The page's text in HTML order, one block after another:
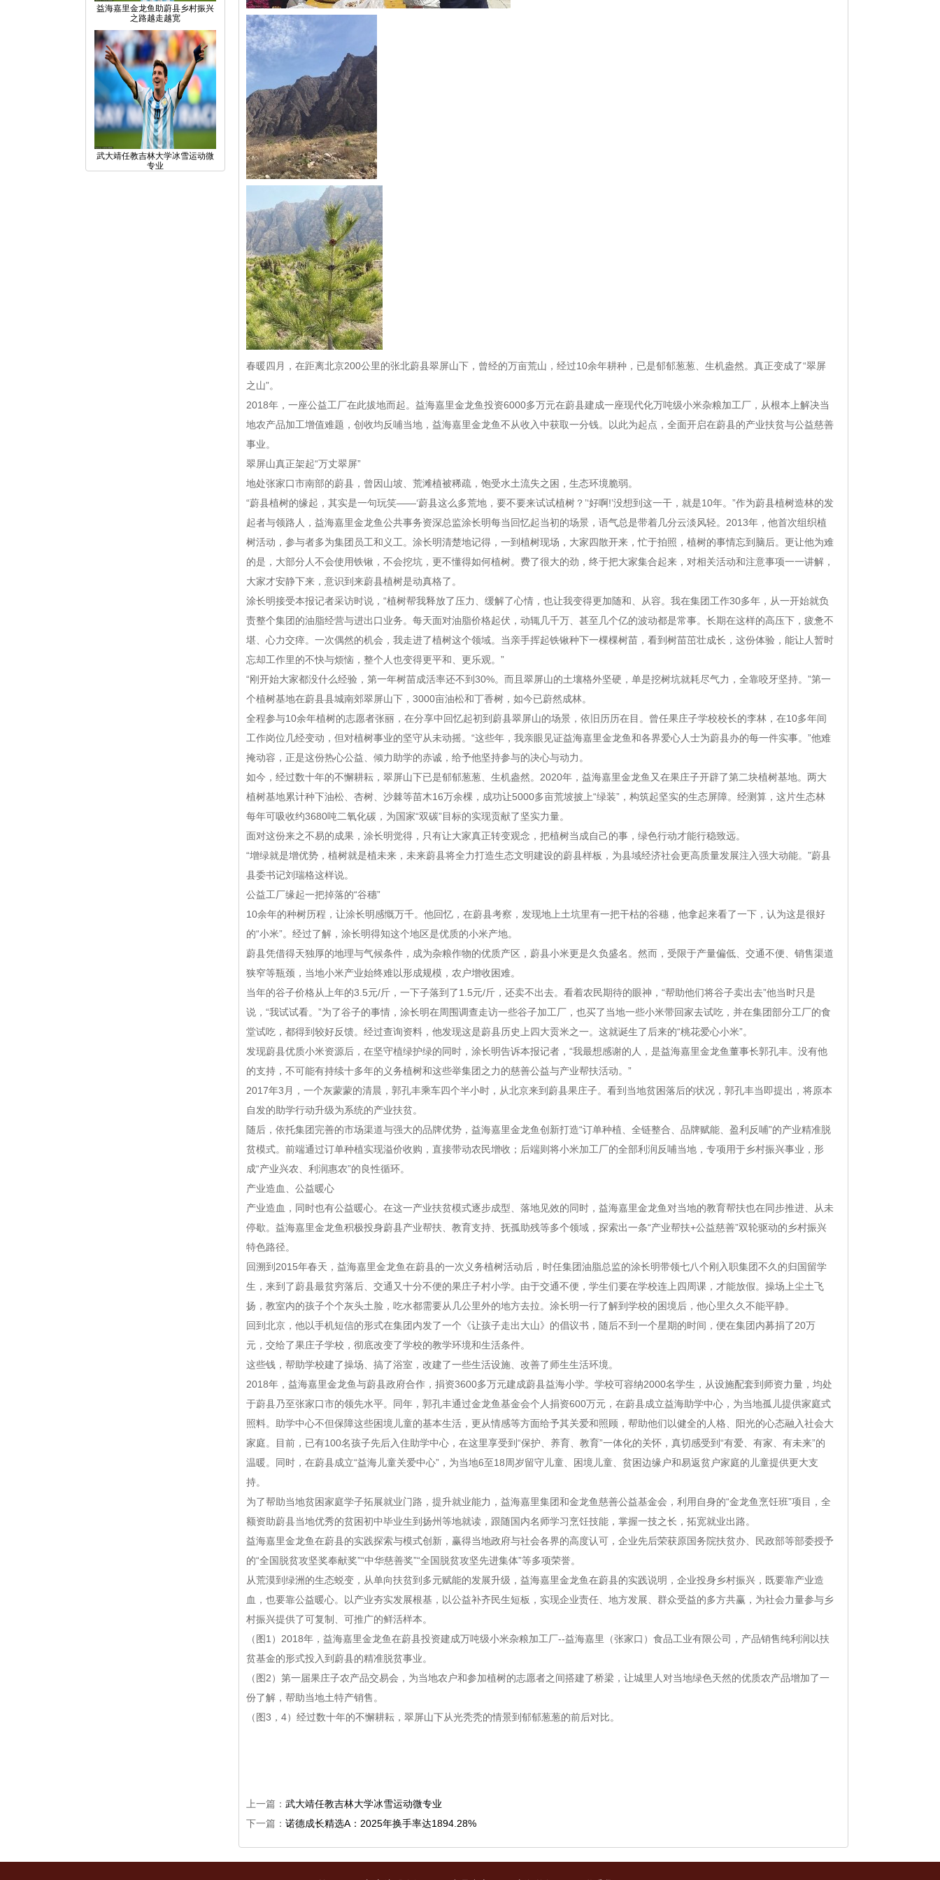
益海嘉里金龙鱼助蔚县乡村振兴
之路越走越宽
武大靖任教吉林大学冰雪运动微
专业
春暖四月，在距离北京200公里的张北蔚县翠屏山下，曾经的万亩荒山，经过10余年耕种，已是郁郁葱葱、生机盎然。真正变成了“翠屏
之山”。
2018年，一座公益工厂在此拔地而起。益海嘉里金龙鱼投资6000多万元在蔚县建成一座现代化万吨级小米杂粮加工厂，从根本上解决当
地农产品加工增值难题，创收均反哺当地，益海嘉里金龙鱼不从收入中获取一分钱。以此为起点，全面开启在蔚县的产业扶贫与公益慈善
事业。
翠屏山真正架起“万丈翠屏”
地处张家口市南部的蔚县，曾因山坡、荒滩植被稀疏，饱受水土流失之困，生态环境脆弱。
“蔚县植树的缘起，其实是一句玩笑——‘蔚县这么多荒地，要不要来试试植树？’‘好啊!’没想到这一干，就是10年。”作为蔚县植树造林的发
起者与领路人，益海嘉里金龙鱼公共事务资深总监涂长明每当回忆起当初的场景，语气总是带着几分云淡风轻。2013年，他首次组织植
树活动，参与者多为集团员工和义工。涂长明清楚地记得，一到植树现场，大家四散开来，忙于拍照，植树的事情忘到脑后。更让他为难
的是，大部分人不会使用铁锹，不会挖坑，更不懂得如何植树。费了很大的劲，终于把大家集合起来，对相关活动和注意事项一一讲解，
大家才安静下来，意识到来蔚县植树是动真格了。
涂长明接受本报记者采访时说，“植树帮我释放了压力、缓解了心情，也让我变得更加随和、从容。我在集团工作30多年，从一开始就负
责整个集团的油脂经营与进出口业务。每天面对油脂价格起伏，动辄几千万、甚至几个亿的波动都是常事。长期在这样的高压下，疲惫不
堪、心力交瘁。一次偶然的机会，我走进了植树这个领域。当亲手挥起铁锹种下一棵棵树苗，看到树苗茁壮成长，这份体验，能让人暂时
忘却工作里的不快与烦恼，整个人也变得更平和、更乐观。”
“刚开始大家都没什么经验，第一年树苗成活率还不到30%。而且翠屏山的土壤格外坚硬，单是挖树坑就耗尽气力，全靠咬牙坚持。”第一
个植树基地在蔚县县城南郊翠屏山下，3000亩油松和丁香树，如今已蔚然成林。
全程参与10余年植树的志愿者张丽，在分享中回忆起初到蔚县翠屏山的场景，依旧历历在目。曾任果庄子学校校长的李林，在10多年间
工作岗位几经变动，但对植树事业的坚守从未动摇。“这些年，我亲眼见证益海嘉里金龙鱼和各界爱心人士为蔚县办的每一件实事。”他难
掩动容，正是这份热心公益、倾力助学的赤诚，给予他坚持参与的决心与动力。
如今，经过数十年的不懈耕耘，翠屏山下已是郁郁葱葱、生机盎然。2020年，益海嘉里金龙鱼又在果庄子开辟了第二块植树基地。两大
植树基地累计种下油松、杏树、沙棘等苗木16万余棵，成功让5000多亩荒坡披上“绿装”，构筑起坚实的生态屏障。经测算，这片生态林
每年可吸收约3680吨二氧化碳，为国家“双碳”目标的实现贡献了坚实力量。
面对这份来之不易的成果，涂长明觉得，只有让大家真正转变观念，把植树当成自己的事，绿色行动才能行稳致远。
“增绿就是增优势，植树就是植未来，未来蔚县将全力打造生态文明建设的蔚县样板，为县域经济社会更高质量发展注入强大动能。”蔚县
县委书记刘瑞格这样说。
公益工厂缘起一把掉落的“谷穗”
10余年的种树历程，让涂长明感慨万千。他回忆，在蔚县考察，发现地上土坑里有一把干枯的谷穗，他拿起来看了一下，认为这是很好
的“小米”。经过了解，涂长明得知这个地区是优质的小米产地。
蔚县凭借得天独厚的地理与气候条件，成为杂粮作物的优质产区，蔚县小米更是久负盛名。然而，受限于产量偏低、交通不便、销售渠道
狭窄等瓶颈，当地小米产业始终难以形成规模，农户增收困难。
当年的谷子价格从上年的3.5元/斤，一下子落到了1.5元/斤，还卖不出去。看着农民期待的眼神，“帮助他们将谷子卖出去”他当时只是
说，“我试试看。”为了谷子的事情，涂长明在周围调查走访一些谷子加工厂，也买了当地一些小米带回家去试吃，并在集团部分工厂的食
堂试吃，都得到较好反馈。经过查询资料，他发现这是蔚县历史上四大贡米之一。这就诞生了后来的“桃花爱心小米”。
发现蔚县优质小米资源后，在坚守植绿护绿的同时，涂长明告诉本报记者，“我最想感谢的人，是益海嘉里金龙鱼董事长郭孔丰。没有他
的支持，不可能有持续十多年的义务植树和这些举集团之力的慈善公益与产业帮扶活动。”
2017年3月，一个灰蒙蒙的清晨，郭孔丰乘车四个半小时，从北京来到蔚县果庄子。看到当地贫困落后的状况，郭孔丰当即提出，将原本
自发的助学行动升级为系统的产业扶贫。
随后，依托集团完善的市场渠道与强大的品牌优势，益海嘉里金龙鱼创新打造“订单种植、全链整合、品牌赋能、盈利反哺”的产业精准脱
贫模式。前端通过订单种植实现溢价收购，直接带动农民增收；后端则将小米加工厂的全部利润反哺当地，专项用于乡村振兴事业，形
成“产业兴农、利润惠农”的良性循环。
产业造血、公益暖心
产业造血，同时也有公益暖心。在这一产业扶贫模式逐步成型、落地见效的同时，益海嘉里金龙鱼对当地的教育帮扶也在同步推进、从未
停歇。益海嘉里金龙鱼积极投身蔚县产业帮扶、教育支持、抚孤助残等多个领域，探索出一条“产业帮扶+公益慈善”双轮驱动的乡村振兴
特色路径。
回溯到2015年春天，益海嘉里金龙鱼在蔚县的一次义务植树活动后，时任集团油脂总监的涂长明带领七八个刚入职集团不久的归国留学
生，来到了蔚县最贫穷落后、交通又十分不便的果庄子村小学。由于交通不便，学生们要在学校连上四周课，才能放假。操场上尘土飞
扬，教室内的孩子个个灰头土脸，吃水都需要从几公里外的地方去拉。涂长明一行了解到学校的困境后，他心里久久不能平静。
回到北京，他以手机短信的形式在集团内发了一个《让孩子走出大山》的倡议书，随后不到一个星期的时间，便在集团内募捐了20万
元，交给了果庄子学校，彻底改变了学校的教学环境和生活条件。
这些钱，帮助学校建了操场、搞了浴室，改建了一些生活设施、改善了师生生活环境。
2018年，益海嘉里金龙鱼与蔚县政府合作，捐资3600多万元建成蔚县益海小学。学校可容纳2000名学生，从设施配套到师资力量，均处
于蔚县乃至张家口市的领先水平。同年，郭孔丰通过金龙鱼基金会个人捐资600万元，在蔚县成立益海助学中心，为当地孤儿提供家庭式
照料。助学中心不但保障这些困境儿童的基本生活，更从情感等方面给予其关爱和照顾，帮助他们以健全的人格、阳光的心态融入社会大
家庭。目前，已有100名孩子先后入住助学中心，在这里享受到“保护、养育、教育”一体化的关怀，真切感受到“有爱、有家、有未来”的
温暖。同时，在蔚县成立“益海儿童关爱中心”，为当地6至18周岁留守儿童、困境儿童、贫困边缘户和易返贫户家庭的儿童提供更大支
持。
为了帮助当地贫困家庭学子拓展就业门路，提升就业能力，益海嘉里集团和金龙鱼慈善公益基金会，利用自身的“金龙鱼烹饪班”项目，全
额资助蔚县当地优秀的贫困初中毕业生到扬州等地就读，跟随国内名师学习烹饪技能，掌握一技之长，拓宽就业出路。
益海嘉里金龙鱼在蔚县的实践探索与模式创新，赢得当地政府与社会各界的高度认可，企业先后荣获原国务院扶贫办、民政部等部委授予
的“全国脱贫攻坚奖奉献奖”“中华慈善奖”“全国脱贫攻坚先进集体”等多项荣誉。
从荒漠到绿洲的生态蜕变，从单向扶贫到多元赋能的发展升级，益海嘉里金龙鱼在蔚县的实践说明，企业投身乡村振兴，既要靠产业造
血，也要靠公益暖心。以产业夯实发展根基，以公益补齐民生短板，实现企业责任、地方发展、群众受益的多方共赢，为社会力量参与乡
村振兴提供了可复制、可推广的鲜活样本。
（图1）2018年，益海嘉里金龙鱼在蔚县投资建成万吨级小米杂粮加工厂--益海嘉里（张家口）食品工业有限公司，产品销售纯利润以扶
贫基金的形式投入到蔚县的精准脱贫事业。
（图2）第一届果庄子农产品交易会，为当地农户和参加植树的志愿者之间搭建了桥梁，让城里人对当地绿色天然的优质农产品增加了一
份了解，帮助当地土特产销售。
（图3，4）经过数十年的不懈耕耘，翠屏山下从光秃秃的情景到郁郁葱葱的前后对比。
上一篇： 武大靖任教吉林大学冰雪运动微专业
下一篇： 诺德成长精选A：2025年换手率达1894.28%